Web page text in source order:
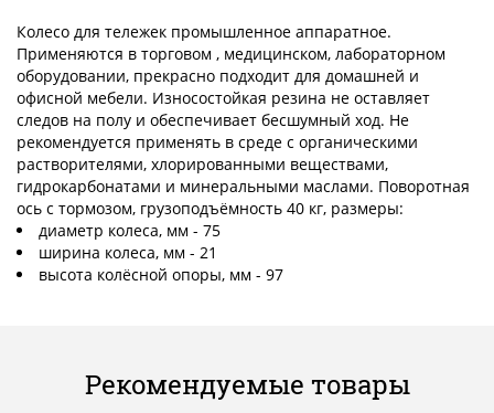
Колесо для тележек промышленное аппаратное.
Применяются в торговом , медицинском, лабораторном
оборудовании, прекрасно подходит для домашней и
офисной мебели. Износостойкая резина не оставляет
следов на полу и обеспечивает бесшумный ход. Не
рекомендуется применять в среде с органическими
растворителями, хлорированными веществами,
гидрокарбонатами и минеральными маслами. Поворотная
ось с тормозом, грузоподъёмность 40 кг, размеры:
диаметр колеса, мм - 75
ширина колеса, мм - 21
высота колёсной опоры, мм - 97
Рекомендуемые товары